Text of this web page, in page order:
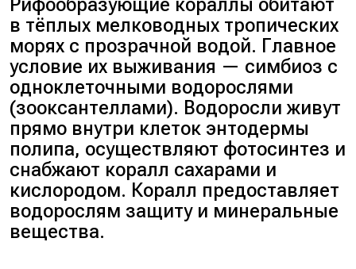
Рифообразующие кораллы обитают
в тёплых мелководных тропических
морях с прозрачной водой. Главное
условие их выживания — симбиоз с
одноклеточными водорослями
(зооксантеллами). Водоросли живут
прямо внутри клеток энтодермы
полипа, осуществляют фотосинтез и
снабжают коралл сахарами и
кислородом. Коралл предоставляет
водорослям защиту и минеральные
вещества.